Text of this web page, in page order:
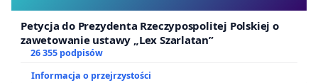
Petycja do Prezydenta Rzeczypospolitej Polskiej o
zawetowanie ustawy „Lex Szarlatan”
26 355 podpisów
Informacja o przejrzystości